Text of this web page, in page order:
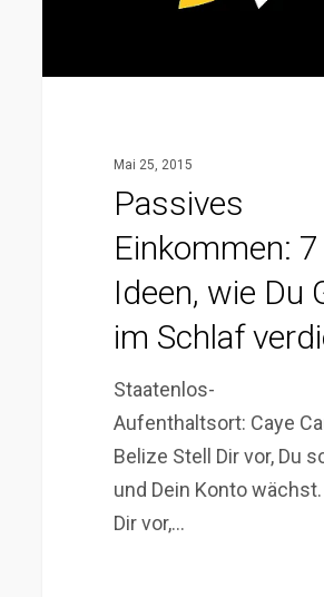
Schlaf
Mai 25, 2015
Passives
Einkommen: 7
Ideen, wie Du
im Schlaf
Staatenlos-
Aufenthaltsort: Caye
Belize Stell Dir vor, Du
und Dein Konto
Dir vor,…